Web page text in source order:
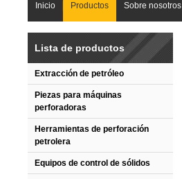
Inicio Productos Sobre nosotros
Lista de productos
Extracción de petróleo
Piezas para máquinas
perforadoras
Herramientas de perforación
petrolera
Equipos de control de sólidos